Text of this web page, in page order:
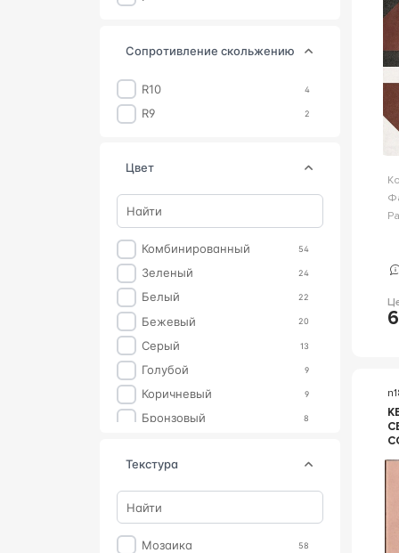
Лонгория
Фратте
сопротивление скольжению
R10 4
R9 2
цвет
Комбинированный 54
Зеленый 24
Белый 22
Бежевый 20
Серый 13
Голубой 9
Коричневый 9
Бронзовый 8
Желтый 4
Черный 4
Бирюзовый
Оранжевый
текстура
Мозаика 58